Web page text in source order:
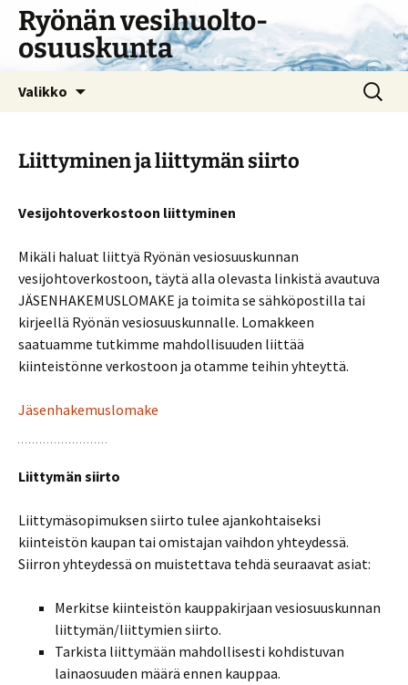
Siirry
sisältöön
Ryönän vesihuolto-
osuuskunta
Valikko Haku:
Liittyminen ja liittymän siirto
Vesijohtoverkostoon liittyminen
Mikäli haluat liittyä Ryönän vesiosuuskunnan
vesijohtoverkostoon, täytä alla olevasta linkistä avautuva
JÄSENHAKEMUSLOMAKE ja toimita se sähköpostilla tai
kirjeellä Ryönän vesiosuuskunnalle. Lomakkeen
saatuamme tutkimme mahdollisuuden liittää
kiinteistönne verkostoon ja otamme teihin yhteyttä.
Jäsenhakemuslomake
Liittymän siirto
Liittymäsopimuksen siirto tulee ajankohtaiseksi
kiinteistön kaupan tai omistajan vaihdon yhteydessä.
Siirron yhteydessä on muistettava tehdä seuraavat asiat:
Merkitse kiinteistön kauppakirjaan vesiosuuskunnan
liittymän/liittymien siirto.
Tarkista liittymään mahdollisesti kohdistuvan
lainaosuuden määrä ennen kauppaa.